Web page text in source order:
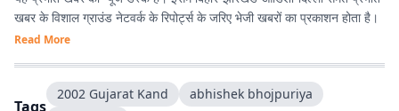
खबर के विशाल ग्राउंड नेटवर्क के रिपोर्ट्स के जरिए भेजी खबरों का प्रकाशन होता है।
Read More
Tags
2002 Gujarat Kand
abhishek bhojpuriya